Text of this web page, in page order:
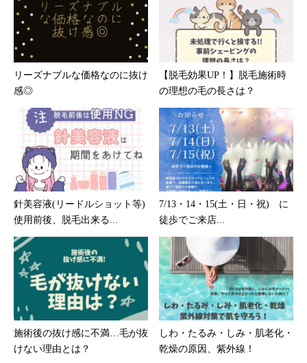
リーズナブルな価格なのに抜け
感◎
【脱毛効果UP！】脱毛施術時
の理想の毛の長さは？
針美容液(リードルショット等)
使用前後、脱毛出来る...
7/13・14・15(土・日・祝) に
徒歩でご来店...
施術後の抜け感に不満…毛が抜
けない理由とは？
しわ・たるみ・しみ・肌老化・
乾燥の原因、紫外線！